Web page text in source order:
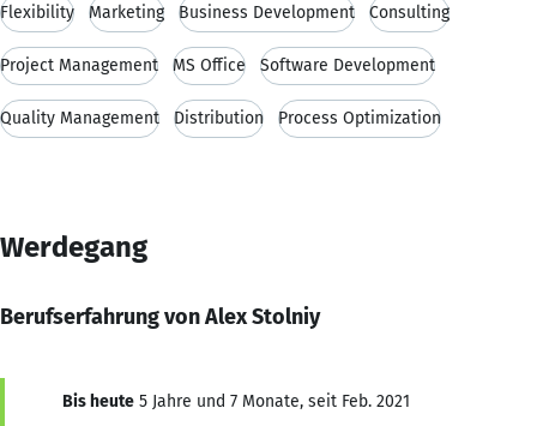
Flexibility Marketing Business Development Consulting
Project Management MS Office Software Development
Quality Management Distribution Process Optimization
Werdegang
Berufserfahrung von Alex Stolniy
Bis heute 5 Jahre und 7 Monate, seit Feb. 2021